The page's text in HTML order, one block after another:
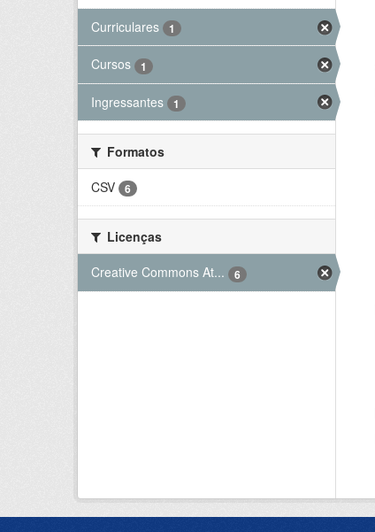
Curriculares 1
Cursos 1
Ingressantes 1
Formatos
CSV
6
Licenças
Creative Commons At...
6